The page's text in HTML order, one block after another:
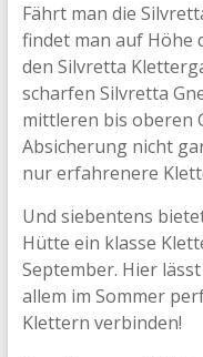
Fährt man die
findet man auf Höhe
den Silvretta
scharfen Silvretta
mittleren bis oberen
Absicherung nicht
nur erfahrenere
Und siebentens
Hütte ein klasse
September. Hier
allem im Sommer
Klettern verbinden!